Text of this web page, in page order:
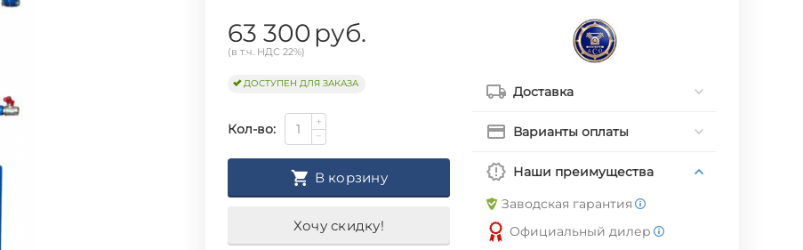
63 300 руб.
(в т.ч. НДС 22%)
ДОСТУПЕН ДЛЯ ЗАКАЗА
Кол-во:
+
−
В корзину
Хочу скидку!
Доставка
Варианты оплаты
Наши преимущества
Заводская гарантия
Официальный дилер